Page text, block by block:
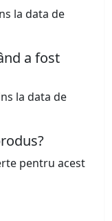
la data de
a fost
la data de
pentru acest